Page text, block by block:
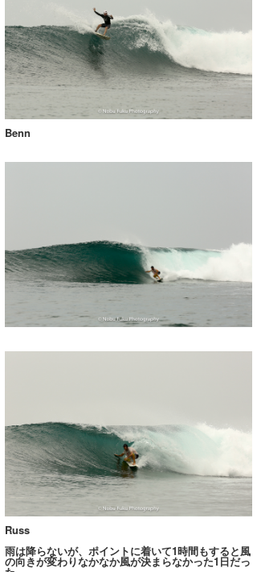
Benn
Russ
雨は降らないが、ポイントに着いて1時間もすると風
の向きが変わりなかなか風が決まらなかった1日だっ